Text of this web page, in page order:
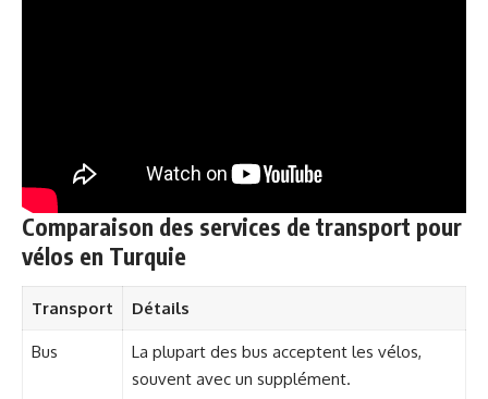
Comparaison des services de transport pour
vélos en Turquie
Transport Détails
Bus
La plupart des bus acceptent les vélos,
souvent avec un supplément.